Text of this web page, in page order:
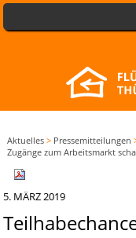
Aktuelles > Pressemitteilungen
Zugänge zum Arbeitsmarkt
5. MÄRZ 2019